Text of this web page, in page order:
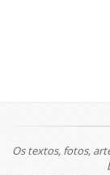
Os textos, fotos,